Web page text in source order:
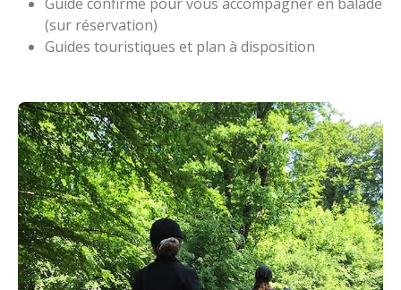
(sur réservation)
Guides touristiques et plan à disposition